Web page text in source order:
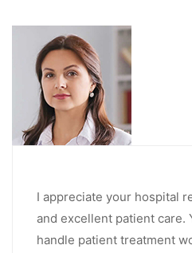
I appreciate your hospital
and excellent patient care.
handle patient treatment